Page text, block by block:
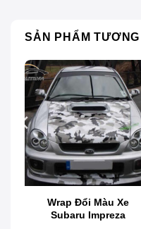
các bạn những thông
Dán wrap đổi màu
SẢN PHẨM
Wrap Đổi Màu Xe
Subaru Impreza